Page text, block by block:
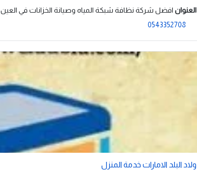
العنوان افضل شركة نظافة شبكة المياه وصيانة الخزانات في العين
0543352708
ولاد البلد الامارات خدمة المنزل